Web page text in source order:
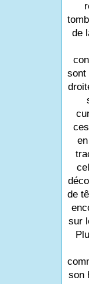
de
sont
de
sur
son